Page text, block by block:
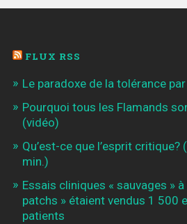
FLUX RSS
Le paradoxe de la tolérance
Pourquoi tous les Flamands
(vidéo)
Qu’est-ce que l’esprit
min.)
Essais cliniques « sauvages »
patchs » étaient vendus 1 500
patients